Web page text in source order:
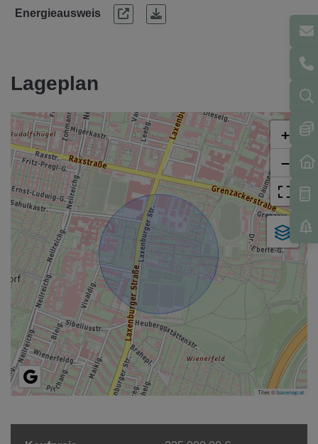
Energieausweis
Lageplan
+
−
Tiles ©basemap.at